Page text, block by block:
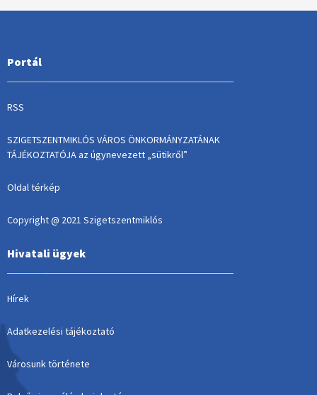
Portál
RSS
SZIGETSZENTMIKLÓS VÁROS ÖNKORMÁNYZATÁNAK
TÁJÉKOZTATÓJA az úgynevezett „sütikről”
Oldal térkép
Copyright @ 2021 Szigetszentmiklós
Hivatali ügyek
Hírek
Adatkezelési tájékoztató
Városunk története